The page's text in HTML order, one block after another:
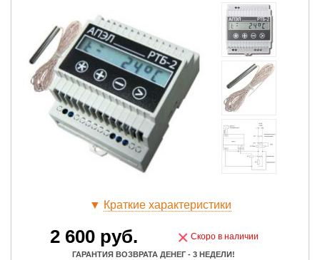
▼ Краткие характеристики
2 600руб. × Скоро в наличии
ГАРАНТИЯ ВОЗВРАТА ДЕНЕГ - 3 НЕДЕЛИ!